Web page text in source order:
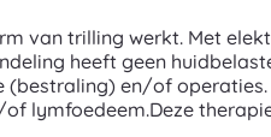
van trilling werkt. Met
heeft geen
en/of
lymfoedeem.Deze